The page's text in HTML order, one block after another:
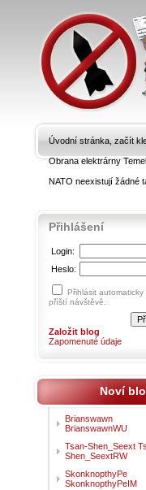
Úvodní stránka, začít
Obrana elektrárny
NATO neexistují žádné
Přihlášení
Login:
Heslo:
Přihlásit automaticky
příští návštěvě.
Založit blog
Zapomenuté údaje
Noví
Brianswawn
BrianswawnWU
Tsan-Shen_Seext
Shen_SeextRW
SkonknopthyPe
SkonknopthyPeIM